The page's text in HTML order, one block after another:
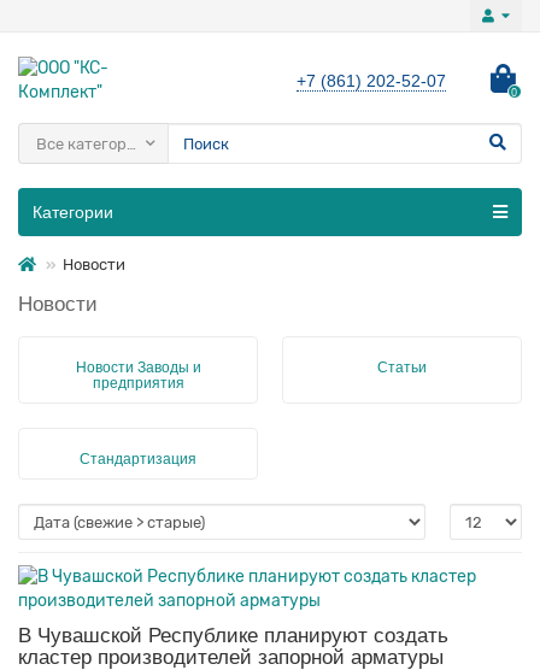
+7 (861) 202-52-07
0
Все категории
Категории
Новости
Новости
Новости Заводы и
предприятия
Статьи
Стандартизация
В Чувашской Республике планируют создать
кластер производителей запорной арматуры